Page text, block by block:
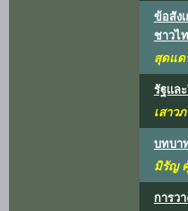
ข้อสัง
ชาวไ
สุดแด
รัฐแล
เสาว
บทบา
มิรัญ
การว